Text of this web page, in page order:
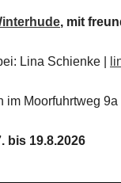
, mit
Lina Schienke |
im Moorfuhrtweg
bis 19.8.2026